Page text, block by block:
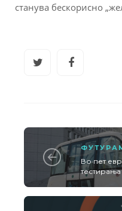
станува бескорисно
Во пет